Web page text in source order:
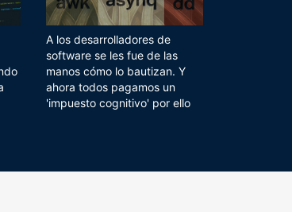
A los desarrolladores de
software se les fue de las
manos cómo lo bautizan. Y
ahora todos pagamos un
'impuesto cognitivo' por ello